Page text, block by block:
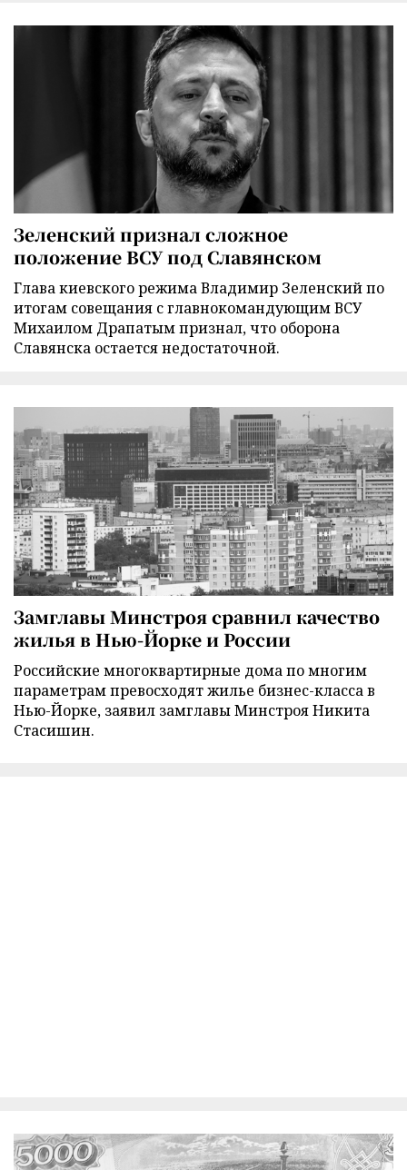
Зеленский признал сложное
положение ВСУ под Славянском
Глава киевского режима Владимир Зеленский по
итогам совещания с главнокомандующим ВСУ
Михаилом Драпатым признал, что оборона
Славянска остается недостаточной.
Замглавы Минстроя сравнил качество
жилья в Нью-Йорке и России
Российские многоквартирные дома по многим
параметрам превосходят жилье бизнес-класса в
Нью-Йорке, заявил замглавы Минстроя Никита
Стасишин.